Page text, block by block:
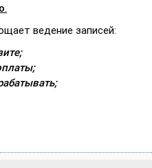
.
ведение записей: